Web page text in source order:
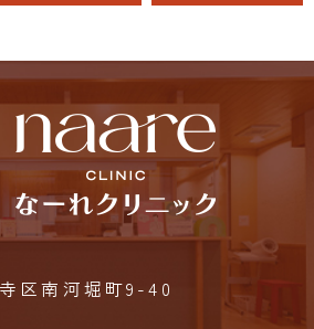
区南河堀町9-40